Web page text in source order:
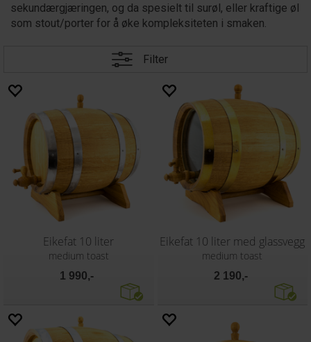
sekundærgjæringen, og da spesielt til surøl, eller kraftige øl
som stout/porter for å øke kompleksiteten i smaken.
Filter
Eikefat 10 liter
medium toast
1 990,-
Eikefat 10 liter med glassvegg
medium toast
2 190,-